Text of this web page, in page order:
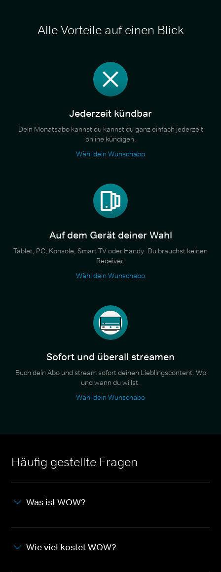
Alle Vorteile auf einen Blick
Jederzeit kündbar
Dein Monatsabo kannst du kannst du ganz einfach jederzeit
online kündigen.
Wähl dein Wunschabo
Auf dem Gerät deiner Wahl
Tablet, PC, Konsole, Smart TV oder Handy. Du brauchst keinen
Receiver.
Wähl dein Wunschabo
Sofort und überall streamen
Buch dein Abo und stream sofort deinen Lieblingscontent. Wo
und wann du willst.
Wähl dein Wunschabo
Häufig gestellte Fragen
Was ist WOW?
Wie viel kostet WOW?